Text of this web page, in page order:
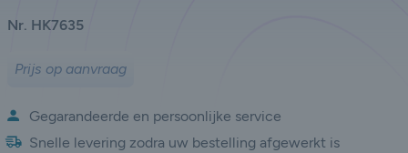
Nr. HK7635
Prijs op aanvraag
Gegarandeerde en persoonlijke service
Snelle levering zodra uw bestelling afgewerkt is